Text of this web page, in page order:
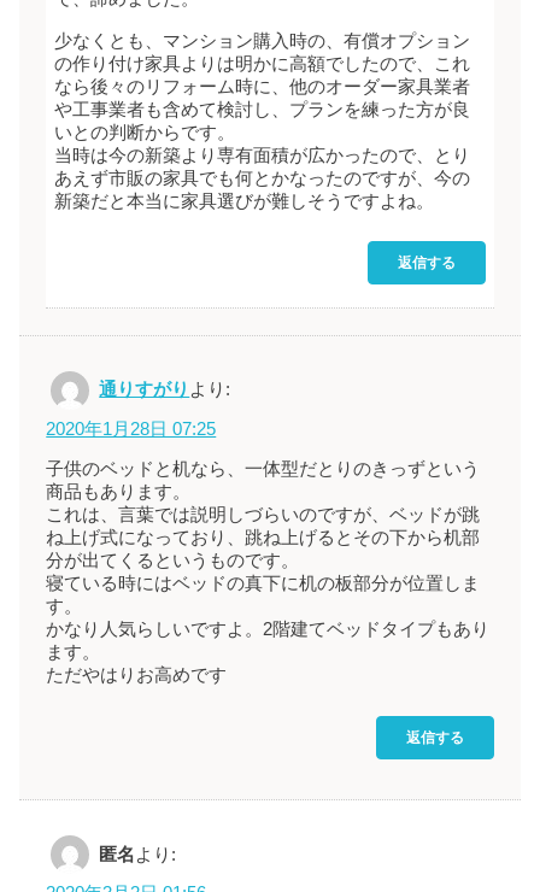
少なくとも、マンション購入時の、有償オプション
の作り付け家具よりは明かに高額でしたので、これ
なら後々のリフォーム時に、他のオーダー家具業者
や工事業者も含めて検討し、プランを練った方が良
いとの判断からです。
当時は今の新築より専有面積が広かったので、とり
あえず市販の家具でも何とかなったのですが、今の
新築だと本当に家具選びが難しそうですよね。
返信する
通りすがり より:
2020年1月28日 07:25
子供のベッドと机なら、一体型だとりのきっずという
商品もあります。
これは、言葉では説明しづらいのですが、ベッドが跳
ね上げ式になっており、跳ね上げるとその下から机部
分が出てくるというものです。
寝ている時にはベッドの真下に机の板部分が位置しま
す。
かなり人気らしいですよ。2階建てベッドタイプもあり
ます。
ただやはりお高めです
返信する
匿名より: